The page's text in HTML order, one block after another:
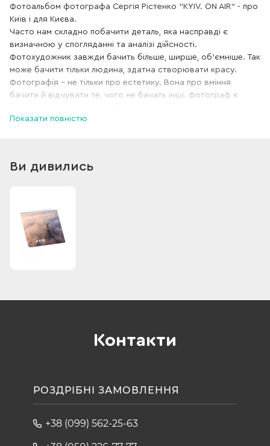
Фотоальбом фотографа Сергія Рістенко "KYIV. ON AIR" - про
Київ і для Києва.
Часто нам складно побачити деталь, яка насправді є
визначною у спогляданні та аналізі дійсності.
Фотохудожник завжди бачить більше, ширше, об’ємніше. Так
може бачити тільки людина, здатна створювати красу.
Фотографія – не тільки про естетику. Вона про вміння
бачити й відчувати те, чого не бачать інші. Фотограф є
вкладеного в прості речі.
вміщені в одну мистецьку площину. Роботи, що ви побачите
зупинити час, створивши живі й надзвичайно естетичні
візуальні історії: від засніжених спортивних майданчиків до
старих будівель, які ще дихають епохою минулого
тисячоліття; від німої паркувальної зони до ніжного
Директор Департаменту культури КМДА Діана Попова
Показати повністю
Ви дивились
Контакти
РОЗДРІБНІ ЗАМОВЛЕННЯ
+38 (099) 562-25-63